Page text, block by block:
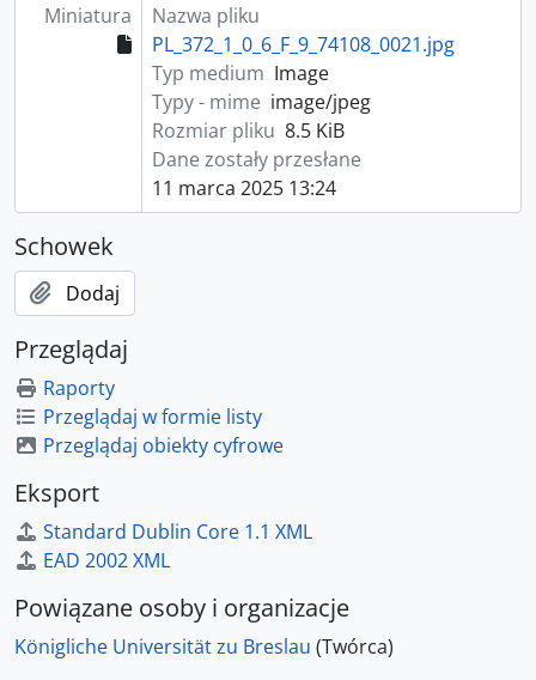
Miniatura
Nazwa pliku
PL_372_1_0_6_F_9_74108_0021.jpg
Typ medium Image
Typy - mime image/jpeg
Rozmiar pliku 8.5 KiB
Dane zostały przesłane
11 marca 2025 13:24
Schowek
Dodaj
Przeglądaj
Raporty
Przeglądaj w formie listy
Przeglądaj obiekty cyfrowe
Eksport
Standard Dublin Core 1.1 XML
EAD 2002 XML
Powiązane osoby i organizacje
Königliche Universität zu Breslau (Twórca)